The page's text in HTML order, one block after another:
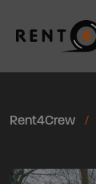
Rent4Crew